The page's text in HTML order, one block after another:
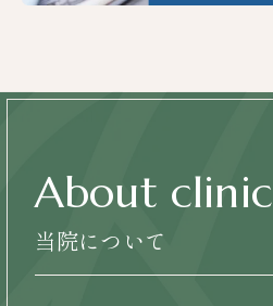
About clinic
当院について